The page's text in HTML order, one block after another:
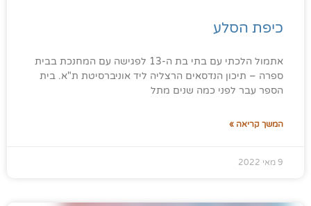
כיפת הסלע
אתמול הלכתי עם בתי בת ה-13 לפגישה עם המחנכת בבית
ספרה – תיכון הנדסאים הרצליה ליד אוניברסיטת ת"א. בית
הספר עבר לפני כמה שנים מתל
המשך קריאה »
9 מאי 2022